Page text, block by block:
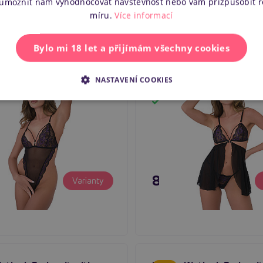
(Purple), krajkové
Varianty
Babydoll 2-In-1 Set
Skladem
895 Kč
míru. Více informací
Bylo mi 18 let a přijímám všechny cookies
NASTAVENÍ COOKIES